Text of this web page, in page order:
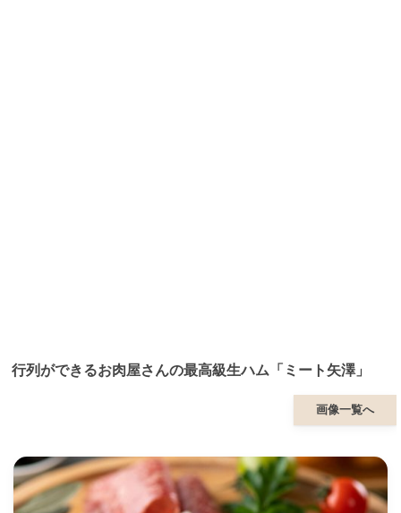
行列ができるお肉屋さんの最高級生ハム「ミート矢澤」
画像一覧へ